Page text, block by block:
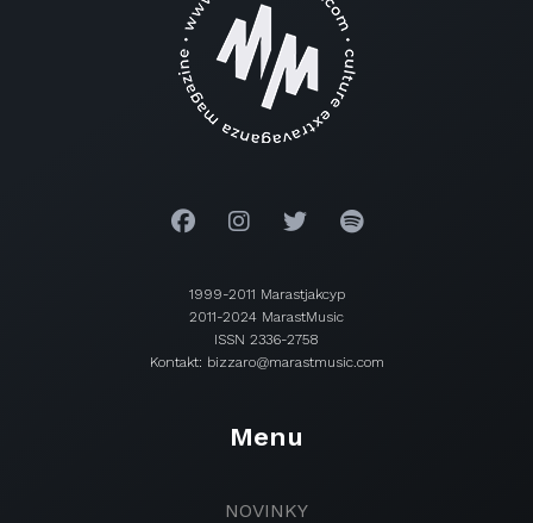
1999-2011 Marastjakcyp
2011-2024 MarastMusic
ISSN 2336-2758
Kontakt: bizzaro@marastmusic.com
Menu
NOVINKY